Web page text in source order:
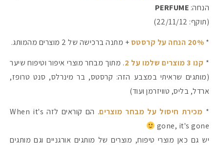
הנחה: PERFUME
(תוקף: 22/11/12)
* 20% הנחה על קרסטס
+ מתנה ברכישה של 2 מוצרים מהמותג.
* קנו 3 מוצרים שלמו על 2
. מתוך מבחר מוצרי איפור וטיפוח שיער
(מותגים שראיתי במצבע הזה: קרסטס, בר מינרלס, סנט טרופז,
ארדל, בליס, טוויזרמן ועוד)
* מכירת חיסול על מבחר מוצרים
. הם קוראים לזה When it's
gone, it's gone
יש גם כאן מוצרי טיפוח, מוצרים של מותגים אורגניים וגם מותגים